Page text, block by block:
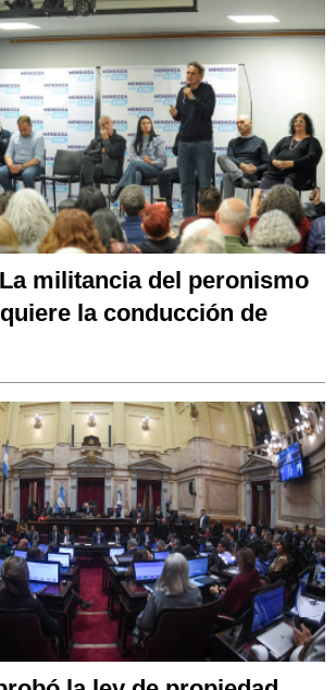
militancia del peronismo
la conducción de